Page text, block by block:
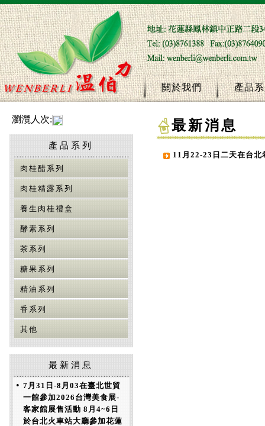
關於我們 產品
瀏灠人次:
產品系列
肉桂醋系列
肉桂精露系列
養生肉桂禮盒
酵素系列
茶系列
糖果系列
精油系列
香系列
其他
最新消息
• 7月31日-8月03在臺北世貿
一館參加2026台灣美食展-
客家館展售活動 8月4~6日
於台北火車站大廳參加花蓮
最新消息
11月22-23日二天在台